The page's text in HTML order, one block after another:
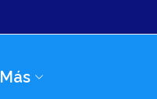
Más